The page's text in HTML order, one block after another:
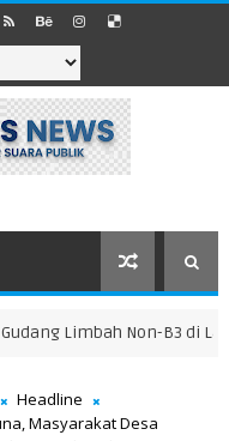
Limbah Non-B3 di
Headline
Masyarakat Desa